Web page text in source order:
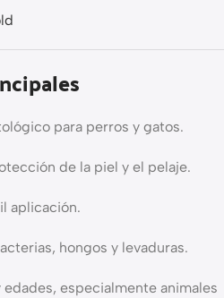
para perros y gatos.
de la piel y el pelaje.
aplicación.
hongos y levaduras.
edades, especialmente animales